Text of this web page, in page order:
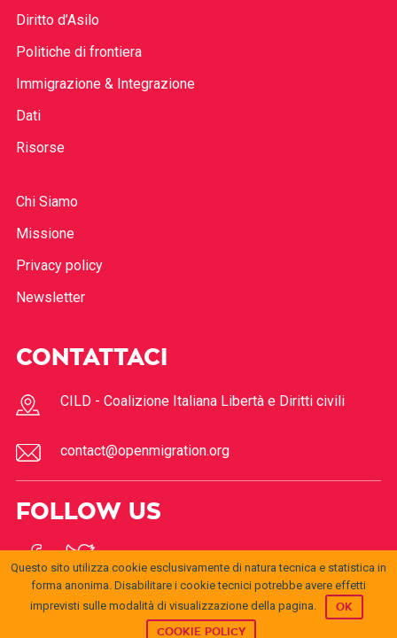
Diritto d’Asilo
Politiche di frontiera
Immigrazione & Integrazione
Dati
Risorse
Chi Siamo
Missione
Privacy policy
Newsletter
CONTATTACI
CILD - Coalizione Italiana Libertà e Diritti civili
contact@openmigration.org
FOLLOW US
Questo sito utilizza cookie esclusivamente di natura tecnica e statistica in
forma anonima. Disabilitare i cookie tecnici potrebbe avere effetti
imprevisti sulle modalità di visualizzazione della pagina.
OK
COOKIE POLICY